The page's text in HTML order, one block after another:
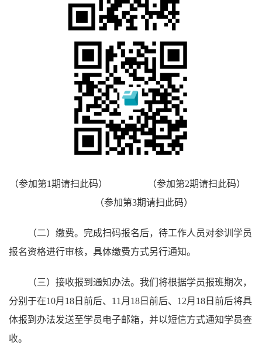
（参加第1期请扫此码） （参加第2期请扫此码）
（参加第3期请扫此码）
（二）缴费。完成扫码报名后，待工作人员对参训学员
报名资格进行审核，具体缴费方式另行通知。
（三）接收报到通知办法。我们将根据学员报班期次，
分别于在10月18日前后、11月18日前后、12月18日前后将具
体报到办法发送至学员电子邮箱，并以短信方式通知学员查
收。